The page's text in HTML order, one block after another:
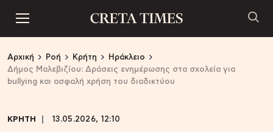
Αρχική Ροή Κρήτη
Ηράκλειο
Δήμος Μαλεβιζίου: Δράσεις ενημέρωσης στα σχολεία για
bullying και ασφαλή χρήση του διαδικτύου
ΚΡΗΤΗ 13.05.2026, 12:10